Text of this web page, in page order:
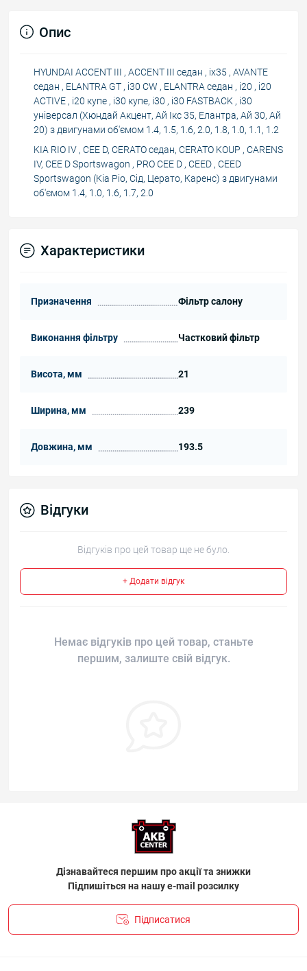
Опис
HYUNDAI ACCENT III , ACCENT III седан , ix35 , AVANTE
седан , ELANTRA GT , i30 CW , ELANTRA седан , i20 , i20
ACTIVE , i20 купе , i30 купе, i30 , i30 FASTBACK , i30
універсал (Хюндай Акцент, Ай Ікс 35, Елантра, Ай 30, Ай
20) з двигунами об'ємом 1.4, 1.5, 1.6, 2.0, 1.8, 1.0, 1.1, 1.2
KIA RIO IV , CEE D, CERATO седан, CERATO KOUP , CARENS
IV, CEE D Sportswagon , PRO CEE D , CEED , CEED
Sportswagon (Кіа Ріо, Сід, Церато, Каренс) з двигунами
об'ємом 1.4, 1.0, 1.6, 1.7, 2.0
Характеристики
Призначення Фільтр салону
Виконання фільтру Частковий фільтр
Висота, мм 21
Ширина, мм 239
Довжина, мм 193.5
Відгуки
Відгуків про цей товар ще не було.
+ Додати відгук
Немає відгуків про цей товар, станьте
першим, залиште свій відгук.
Дізнавайтеся першим про акції та знижки
Підпишіться на нашу e-mail розсилку
Підписатися